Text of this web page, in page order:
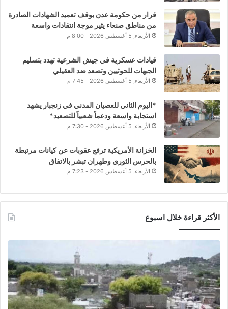
قرار من حكومة عدن بوقف تعميد الشهادات الصادرة
من مناطق صنعاء يثير موجة انتقادات واسعة
الأربعاء, 5 أغسطس 2026 - 8:00 م
قيادات عسكرية في جيش الشرعية تهدد بتسليم
الجبهات للحوثيين وتصعد ضد العقيلي
الأربعاء, 5 أغسطس 2026 - 7:45 م
*اليوم الثاني للعصيان المدني في زنجبار يشهد
استجابة واسعة ودعماً شعبياً للتصعيد*
الأربعاء, 5 أغسطس 2026 - 7:30 م
الخزانة الأمريكية ترفع عقوبات عن كيانات مرتبطة
بالحرس الثوري وطهران تبشر بالاتفاق
الأربعاء, 5 أغسطس 2026 - 7:23 م
الأكثر قراءة خلال اسبوع